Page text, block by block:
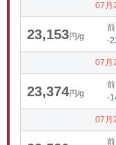
07月
23,153円/g
-
07月
23,374円/g
-
07月